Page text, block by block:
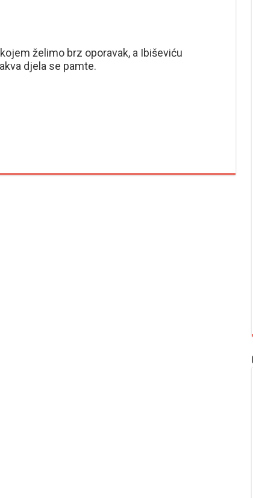
želimo brz oporavak, a Ibiševiću
djela se pamte.